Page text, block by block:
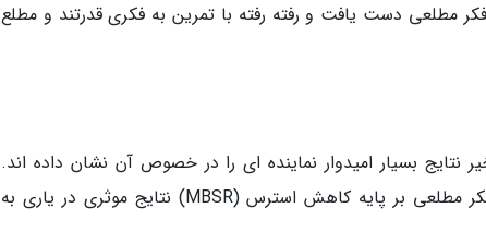
مطلعی دست یافت و رفته رفته با تمرین به فکری قدرتند و مطلع
بسیار امیدوار نماینده ای را در خصوص آن نشان داده اند.
تمرین فکر مطلعی بر پایه علوم شناختی (MBCT) و فکر مطلعی بر پایه کاهش استرس (MBSR) نتایج موثری در یاری به